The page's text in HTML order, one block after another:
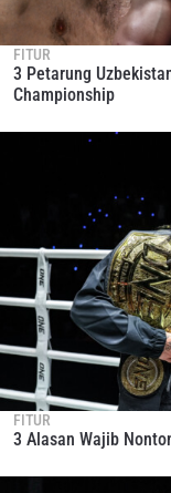
FITUR
3 Petarung
Championship
FITUR
3 Alasan Wajib